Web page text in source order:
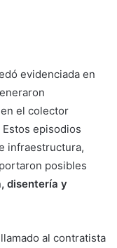
evidenciada en
el colector
episodios
infraestructura,
posibles
disentería y
al contratista